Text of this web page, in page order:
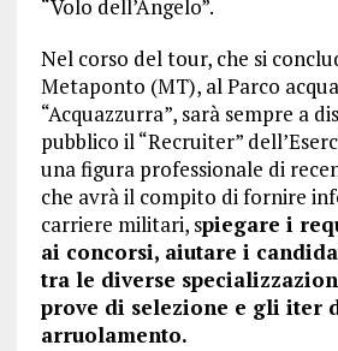
“Volo dell’Angelo”.
Nel corso del tour, che si
Metaponto (MT), al Parco
“Acquazzurra”, sarà sempre a
pubblico il “Recruiter”
una figura professionale di
che avrà il compito di fornire
carriere militari, spiegare i
ai concorsi, aiutare i
tra le diverse
prove di selezione e gli iter
arruolamento.